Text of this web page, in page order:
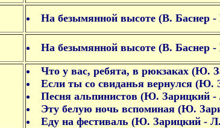
На безымянной высоте (В. Баснер
На безымянной высоте (В. Баснер
Что у вас, ребята, в рюкзаках (Ю.
Если ты со свиданья вернулся (Ю.
Песня альпинистов (Ю. Зарицкий
Эту белую ночь вспоминая (Ю.
Еду на фестиваль (Ю. Зарицкий -